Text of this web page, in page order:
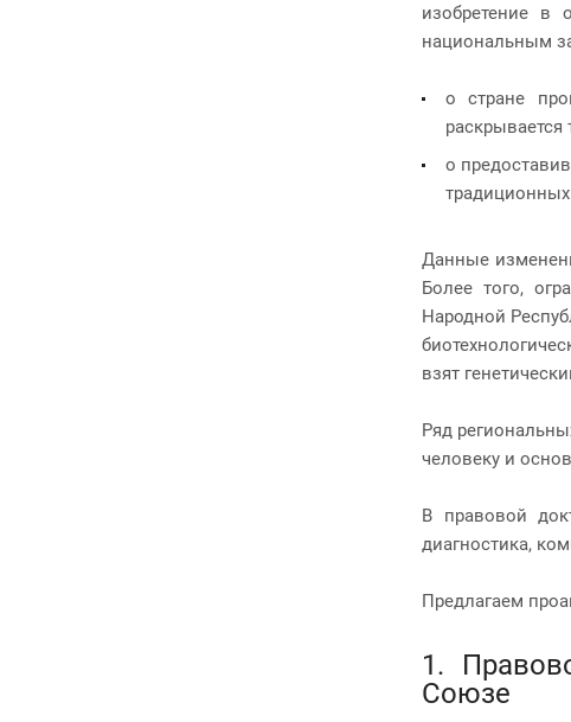
изобретение в
национальным
о стране
раскрывается
о
Данные
Более того,
Народной
взят
Ряд
человеку и
В правовой
диагностика,
Предлагаем
1.
Союзе